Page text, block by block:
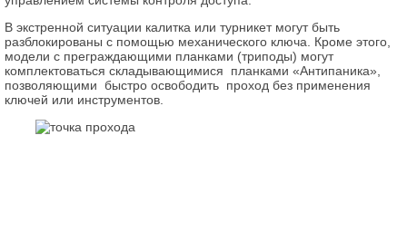
В экстренной ситуации калитка или турникет могут быть
разблокированы с помощью механического ключа. Кроме этого,
модели с преграждающими планками (триподы) могут
комплектоваться складывающимися планками «Антипаника»,
позволяющими быстро освободить проход без применения
ключей или инструментов.